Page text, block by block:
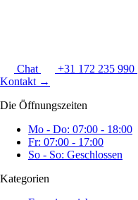
Chat +31 172 235 990
Kontakt →
Die Öffnungszeiten
Mo - Do: 07:00 - 18:00
Fr: 07:00 - 17:00
So - So: Geschlossen
Kategorien